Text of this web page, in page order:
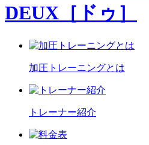
DEUX［ドゥ］
加圧トレーニングとは
トレーナー紹介